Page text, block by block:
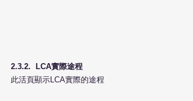
2.3.2.  LCA實際途程
此活頁顯示LCA實際的途程